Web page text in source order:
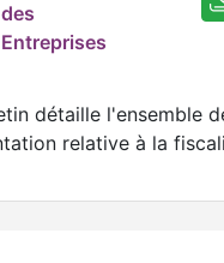
des
Entreprises
détaille l'ensemble
relative à la